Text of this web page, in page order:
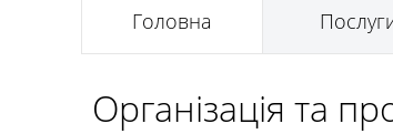
Головна
Організація та